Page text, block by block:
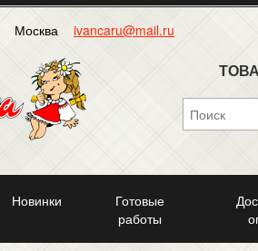
Москва ivancaru@mail.ru
Новинки
Готовые
работы